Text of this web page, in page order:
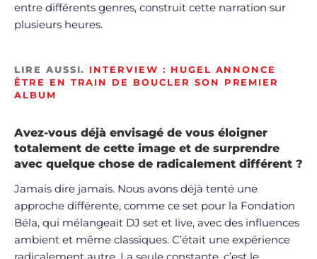
entre différents genres, construit cette narration sur
plusieurs heures.
LIRE AUSSI. INTERVIEW : HUGEL ANNONCE
ÊTRE EN TRAIN DE BOUCLER SON PREMIER
ALBUM
Avez-vous déjà envisagé de vous éloigner
totalement de cette image et de surprendre
avec quelque chose de radicalement différent ?
Jamais dire jamais. Nous avons déjà tenté une
approche différente, comme ce set pour la Fondation
Béla, qui mélangeait DJ set et live, avec des influences
ambient et même classiques. C’était une expérience